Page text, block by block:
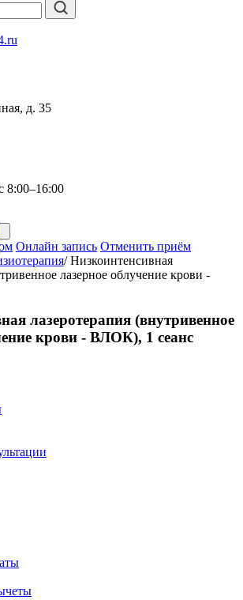
д. 35
8:00–16:00
Онлайн запись Отменить приём
/ Низкоинтенсивная
лазерное облучение крови -
лазеротерапия (внутривенное
крови - ВЛОК), 1 сеанс